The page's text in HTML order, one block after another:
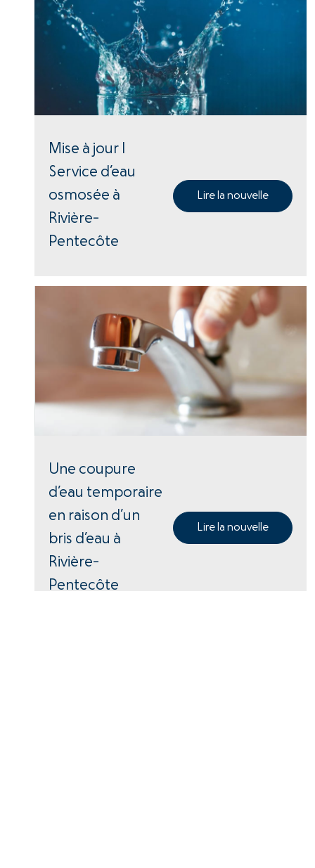
Mise à jour |
Service d’eau
osmosée à
Rivière-
Pentecôte
Lire la nouvelle
Une coupure
d’eau temporaire
en raison d’un
bris d’eau à
Rivière-
Pentecôte
Lire la nouvelle